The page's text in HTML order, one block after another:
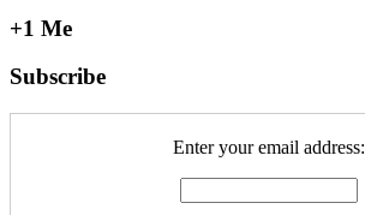
+1 Me
Subscribe
Enter your email address: